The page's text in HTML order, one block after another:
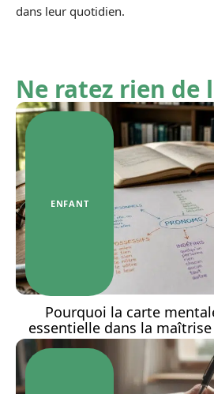
dans leur quotidien.
Ne ratez rien de
ENFANT
Pourquoi la carte
essentielle dans la